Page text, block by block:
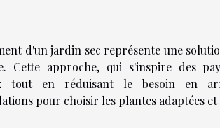
d'un jardin sec représente une
Cette approche, qui s'inspire des
tout en réduisant le besoin en
pour choisir les plantes adaptées